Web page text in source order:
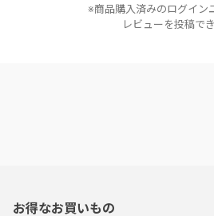
※商品購入済みのログイン
レビューを投稿で
お得なお買いもの